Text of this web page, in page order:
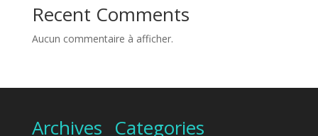
Recent Comments
Aucun commentaire à afficher.
Archives Categories